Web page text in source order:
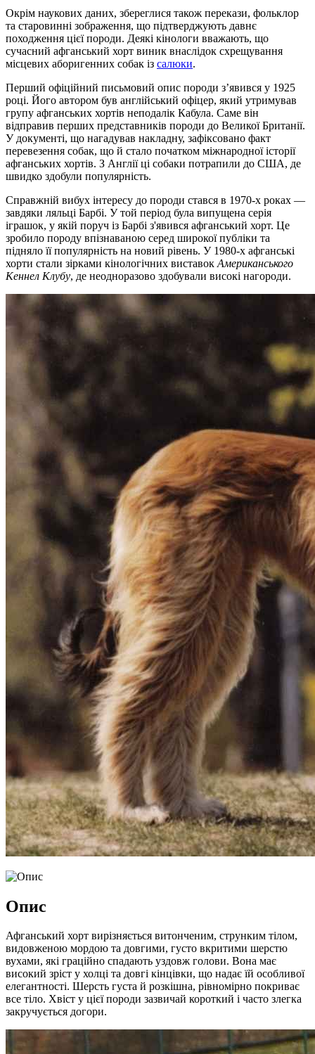
Окрім наукових даних, збереглися також перекази, фольклор
та старовинні зображення, що підтверджують давнє
походження цієї породи. Деякі кінологи вважають, що
сучасний афганський хорт виник внаслідок схрещування
місцевих аборигенних собак із салюки.
Перший офіційний письмовий опис породи з’явився у 1925
році. Його автором був англійський офіцер, який утримував
групу афганських хортів неподалік Кабула. Саме він
відправив перших представників породи до Великої Британії.
У документі, що нагадував накладну, зафіксовано факт
перевезення собак, що й стало початком міжнародної історії
афганських хортів. З Англії ці собаки потрапили до США, де
швидко здобули популярність.
Справжній вибух інтересу до породи стався в 1970-х роках —
завдяки ляльці Барбі. У той період була випущена серія
іграшок, у якій поруч із Барбі з'явився афганський хорт. Це
зробило породу впізнаваною серед широкої публіки та
підняло її популярність на новий рівень. У 1980-х афганські
хорти стали зірками кінологічних виставок Американського
Кеннел Клубу, де неодноразово здобували високі нагороди.
Опис
Афганський хорт вирізняється витонченим, струнким тілом,
видовженою мордою та довгими, густо вкритими шерстю
вухами, які граційно спадають уздовж голови. Вона має
високий зріст у холці та довгі кінцівки, що надає їй особливої
елегантності. Шерсть густа й розкішна, рівномірно покриває
все тіло. Хвіст у цієї породи зазвичай короткий і часто злегка
закручується догори.